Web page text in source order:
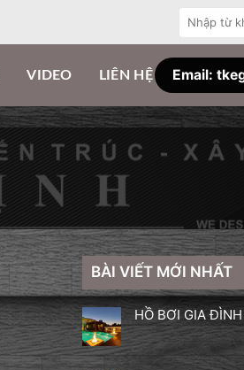
kiếm:
VIDEO LIÊN HỆ Email:
BÀI VIẾT MỚI NHẤT
HỒ BƠI GIA